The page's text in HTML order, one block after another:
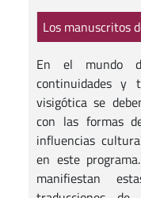
Los manuscritos
En el mundo
continuidades y
visigótica se
con las formas
influencias
en este
manifiestan